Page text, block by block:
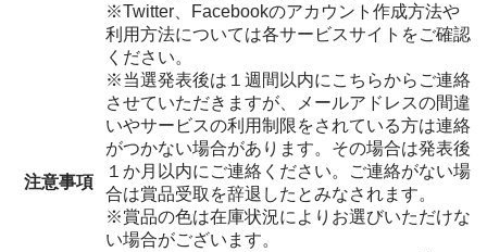
注意事項
※Twitter、Facebookのアカウント作成方法や
利用方法については各サービスサイトをご確認
ください。
※当選発表後は１週間以内にこちらからご連絡
させていただきますが、メールアドレスの間違
いやサービスの利用制限をされている方は連絡
がつかない場合があります。その場合は発表後
１か月以内にご連絡ください。ご連絡がない場
合は賞品受取を辞退したとみなされます。
※賞品の色は在庫状況によりお選びいただけな
い場合がございます。